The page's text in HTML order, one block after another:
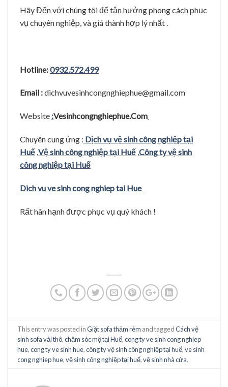
Hãy Đến với chúng tôi để tận hưởng phong cách phục
vụ chuyên nghiệp, và giá thành hợp lý nhất .
Hotline:0932.572.499
Email :dichvuvesinhcongnghiephue@gmail.com
Website :Vesinhcongnghiephue.Com
Chuyên cung ứng : Dịch vụ vệ sinh công nghiệp tại
Huế ,Vệ sinh công nghiệp tại Huế ,Công ty vệ sinh
công nghiệp tại Huế
Dich vu ve sinh cong nghiep tai Hue
Rất hân hạnh được phục vụ quý khách !
This entry was posted inGiặt sofa thảm rèm and taggedCách vệ
sinh sofa vải thô,chăm sóc mộ tại Huế,cong ty ve sinh cong nghiep
hue,cong ty ve sinh hue,công ty vệ sinh công nghiệp tại huế,ve sinh
cong nghiep hue,vệ sinh công nghiệp tại huế,vệ sinh nhà cửa.